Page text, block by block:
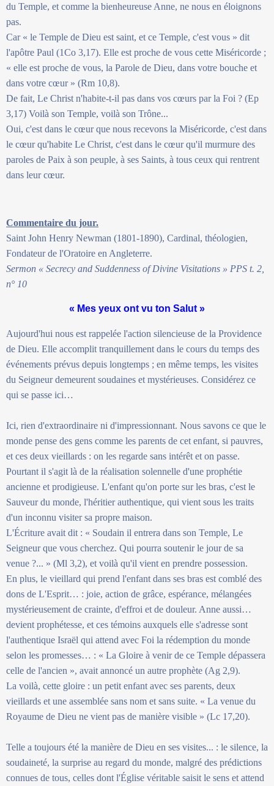
du Temple, et comme la bienheureuse Anne, ne nous en éloignons
pas.
Car « le Temple de Dieu est saint, et ce Temple, c'est vous » dit
l'apôtre Paul (1Co 3,17). Elle est proche de vous cette Miséricorde ;
« elle est proche de vous, la Parole de Dieu, dans votre bouche et
dans votre cœur » (Rm 10,8).
De fait, Le Christ n'habite-t-il pas dans vos cœurs par la Foi ? (Ep
3,17) Voilà son Temple, voilà son Trône...
Oui, c'est dans le cœur que nous recevons la Miséricorde, c'est dans
le cœur qu'habite Le Christ, c'est dans le cœur qu'il murmure des
paroles de Paix à son peuple, à ses Saints, à tous ceux qui rentrent
dans leur cœur.
Commentaire du jour.
Saint John Henry Newman (1801-1890), Cardinal, théologien,
Fondateur de l'Oratoire en Angleterre.
Sermon « Secrecy and Suddenness of Divine Visitations » PPS t. 2,
n° 10
« Mes yeux ont vu ton Salut »
Aujourd'hui nous est rappelée l'action silencieuse de la Providence
de Dieu. Elle accomplit tranquillement dans le cours du temps des
événements prévus depuis longtemps ; en même temps, les visites
du Seigneur demeurent soudaines et mystérieuses. Considérez ce
qui se passe ici…
Ici, rien d'extraordinaire ni d'impressionnant. Nous savons ce que le
monde pense des gens comme les parents de cet enfant, si pauvres,
et ces deux vieillards : on les regarde sans intérêt et on passe.
Pourtant il s'agit là de la réalisation solennelle d'une prophétie
ancienne et prodigieuse. L'enfant qu'on porte sur les bras, c'est le
Sauveur du monde, l'héritier authentique, qui vient sous les traits
d'un inconnu visiter sa propre maison.
L'Écriture avait dit : « Soudain il entrera dans son Temple, Le
Seigneur que vous cherchez. Qui pourra soutenir le jour de sa
venue ?... » (Ml 3,2), et voilà qu'il vient en prendre possession.
En plus, le vieillard qui prend l'enfant dans ses bras est comblé des
dons de L'Esprit… : joie, action de grâce, espérance, mélangées
mystérieusement de crainte, d'effroi et de douleur. Anne aussi…
devient prophétesse, et ces témoins auxquels elle s'adresse sont
l'authentique Israël qui attend avec Foi la rédemption du monde
selon les promesses… : « La Gloire à venir de ce Temple dépassera
celle de l'ancien », avait annoncé un autre prophète (Ag 2,9).
La voilà, cette gloire : un petit enfant avec ses parents, deux
vieillards et une assemblée sans nom et sans suite. « La venue du
Royaume de Dieu ne vient pas de manière visible » (Lc 17,20).
Telle a toujours été la manière de Dieu en ses visites... : le silence, la
soudaineté, la surprise au regard du monde, malgré des prédictions
connues de tous, celles dont l'Église véritable saisit le sens et attend